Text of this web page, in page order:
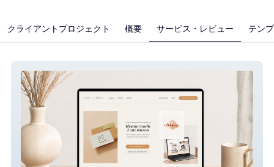
クライアントプロジェクト 概要 サービス・レビュー テン